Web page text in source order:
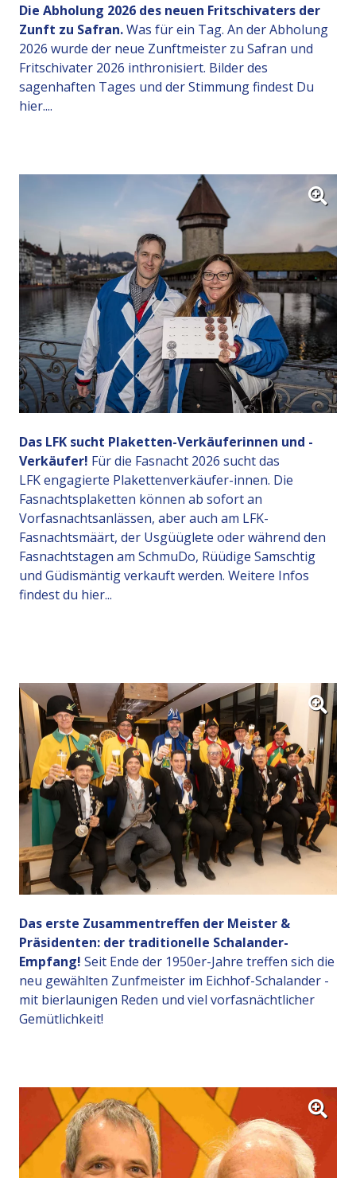
Die Abholung 2026 des neuen Fritschivaters der
Zunft zu Safran.Was für ein Tag. An der Abholung
2026 wurde der neue Zunftmeister zu Safran und
Fritschivater 2026 inthronisiert. Bilder des
sagenhaften Tages und der Stimmung findest Du
hier....
Das LFK sucht Plaketten-Verkäuferinnen und -
Verkäufer! Für die Fasnacht 2026 sucht das
LFK engagierte Plakettenverkäufer-innen. Die
Fasnachtsplaketten können ab sofort an
Vorfasnachtsanlässen, aber auch am LFK-
Fasnachtsmäärt, der Usgüüglete oder während den
Fasnachtstagen am SchmuDo, Rüüdige Samschtig
und Güdismäntig verkauft werden. Weitere Infos
findest du hier...
Das erste Zusammentreffen der Meister &
Präsidenten: der traditionelle Schalander-
Empfang! Seit Ende der 1950er-Jahre treffen sich die
neu gewählten Zunfmeister im Eichhof-Schalander -
mit bierlaunigen Reden und viel vorfasnächtlicher
Gemütlichkeit!